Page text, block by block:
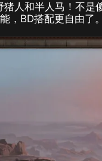
人和半人马！不是
，BD搭配更自由了